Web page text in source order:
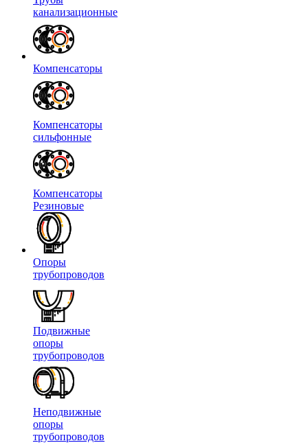
канализационные
Компенсаторы
Компенсаторы
сильфонные
Компенсаторы
Резиновые
Опоры
трубопроводов
Подвижные
опоры
трубопроводов
Неподвижные
опоры
трубопроводов